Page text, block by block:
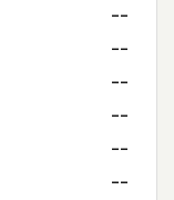
--
--
--
--
--
--